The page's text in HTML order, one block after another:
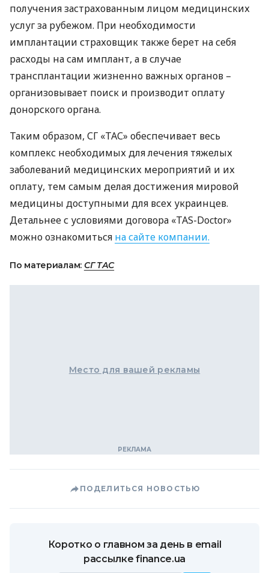
получения застрахованным лицом медицинских
услуг за рубежом. При необходимости
имплантации страховщик также берет на себя
расходы на сам имплант, а в случае
трансплантации жизненно важных органов –
организовывает поиск и производит оплату
донорского органа.
Таким образом, СГ «ТАС» обеспечивает весь
комплекс необходимых для лечения тяжелых
заболеваний медицинских мероприятий и их
оплату, тем самым делая достижения мировой
медицины доступными для всех украинцев.
Детальнее с условиями договора «TAS-Doctor»
можно ознакомиться на сайте компании.
По материалам: СГ ТАС
Место для вашей рекламы
ПОДЕЛИТЬСЯ НОВОСТЬЮ
Коротко о главном за день в email
рассылке finance.ua